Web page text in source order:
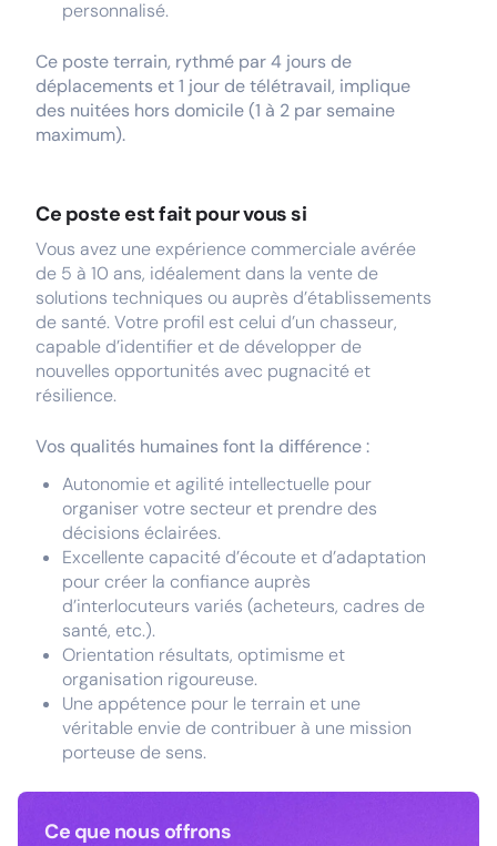
personnalisé.
Ce poste terrain, rythmé par 4 jours de
déplacements et 1 jour de télétravail, implique
des nuitées hors domicile (1 à 2 par semaine
maximum).
Ce poste est fait pour vous si
Vous avez une expérience commerciale avérée
de 5 à 10 ans, idéalement dans la vente de
solutions techniques ou auprès d’établissements
de santé. Votre profil est celui d’un chasseur,
capable d’identifier et de développer de
nouvelles opportunités avec pugnacité et
résilience.
Vos qualités humaines font la différence :
Autonomie et agilité intellectuelle pour
organiser votre secteur et prendre des
décisions éclairées.
Excellente capacité d’écoute et d’adaptation
pour créer la confiance auprès
d’interlocuteurs variés (acheteurs, cadres de
santé, etc.).
Orientation résultats, optimisme et
organisation rigoureuse.
Une appétence pour le terrain et une
véritable envie de contribuer à une mission
porteuse de sens.
Ce que nous offrons